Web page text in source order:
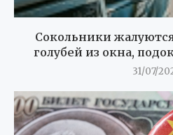
Сокольники
голубей из окна,
31/07/